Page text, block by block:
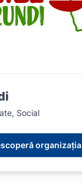
Social
organizația